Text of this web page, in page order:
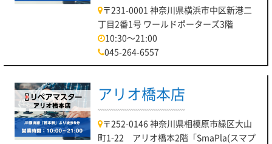
〒231-0001 神奈川県横浜市中区新港二
丁目2番1号 ワールドポーターズ3階
10:30～21:00
045-264-6557
アリオ橋本店
〒252-0146 神奈川県相模原市緑区大山
町1-22 アリオ橋本2階「SmaPla(スマプ